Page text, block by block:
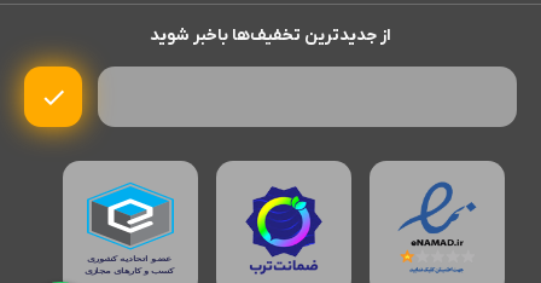
از جدیدترین تخفیف‌ها باخبر شوید